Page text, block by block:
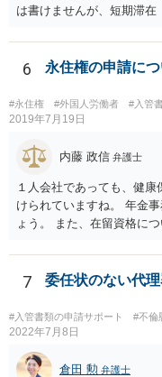
は書けませんが、短期滞
す。 それらを揃えて、イ
とになります。 期間は通
使館に問い合わせたほうが
もしたほうがいいと思います
6 永住権の申請に
#永住権 #外国人労働者 #入管
2019年7月19日
内藤 政信 弁護士
１人会社であっても、健
けられていますね。 年金
ょう。 また、在留資格に
人は少ないですね。
7 委任状のない代
#入管書類の申請サポート #不倫
2022年7月8日
倉田 勲 弁護士